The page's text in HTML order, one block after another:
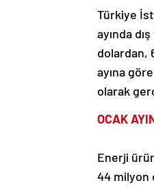
Türkiye
ayında
dolardan,
ayına
olarak
OCAK
Enerji
44 milyon